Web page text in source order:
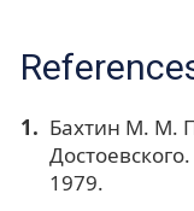
Бахтин М. М.
1979.